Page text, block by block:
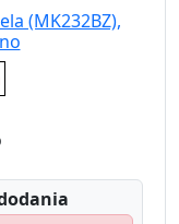
(MK232BZ),